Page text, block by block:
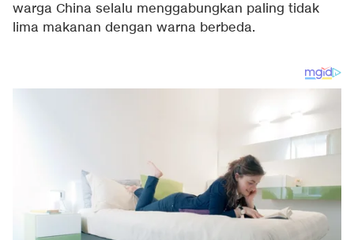
warga China selalu menggabungkan paling tidak
lima makanan dengan warna berbeda.